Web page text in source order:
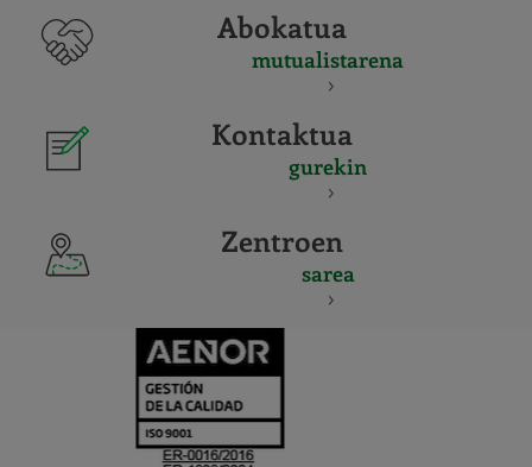
Abokatua
mutualistarena
Kontaktua
gurekin
Zentroen
sarea